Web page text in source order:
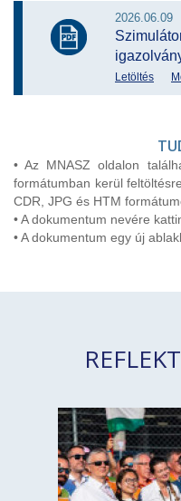
2026.06.09
Letöltés
• Az MNASZ oldalon
formátumban kerül
CDR, JPG és HTM
• A dokumentum nevére
• A dokumentum egy új